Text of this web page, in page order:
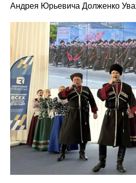
Андрея Юрьевича Долженко